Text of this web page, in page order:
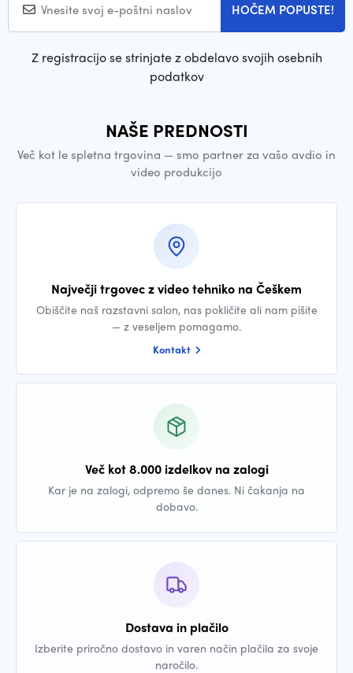
HOČEM POPUSTE!
Z registracijo se strinjate z obdelavo svojih osebnih
podatkov
NAŠE PREDNOSTI
Več kot le spletna trgovina — smo partner za vašo avdio in
video produkcijo
Največji trgovec z video tehniko na Češkem
Obiščite naš razstavni salon, nas pokličite ali nam pišite
— z veseljem pomagamo.
Kontakt
Več kot 8.000 izdelkov na zalogi
Kar je na zalogi, odpremo še danes. Ni čakanja na
dobavo.
Dostava in plačilo
Izberite priročno dostavo in varen način plačila za svoje
naročilo.